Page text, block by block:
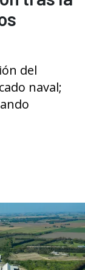
del
naval;